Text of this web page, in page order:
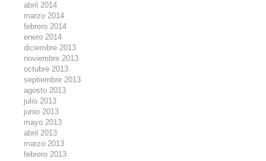
abril 2014
marzo 2014
febrero 2014
enero 2014
diciembre 2013
noviembre 2013
octubre 2013
septiembre 2013
agosto 2013
julio 2013
junio 2013
mayo 2013
abril 2013
marzo 2013
febrero 2013